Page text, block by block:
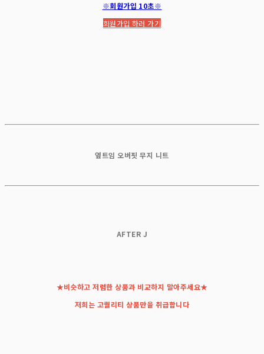
※회원가입 10초※
회원가입 하러 가기
옆트임 오버핏 무지 니트
AFTER J
★비슷하고 저렴한 상품과 비교하지 말아주세요★
저희는 고퀄리티 상품만을 취급합니다